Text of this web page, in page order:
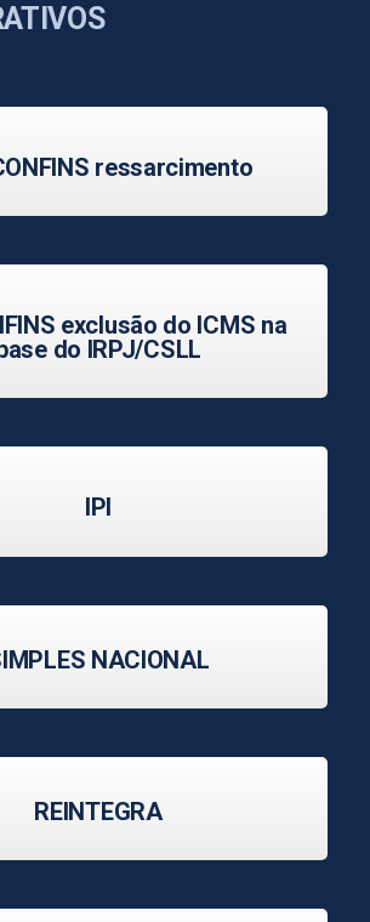
ressarcimento
exclusão do ICMS na
do IRPJ/CSLL
IPI
NACIONAL
REINTEGRA